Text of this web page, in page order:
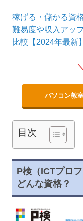
稼げる・儲かる資
難易度や収入アッ
比較【2024年最新】
パソコン教
目次
P検（ICTプロ
どんな資格？